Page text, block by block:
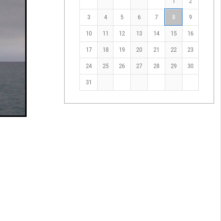
3 4 5 6 7 8 9
10 11 12 13 14 15 16
17 18 19 20 21 22 23
24 25 26 27 28 29 30
31